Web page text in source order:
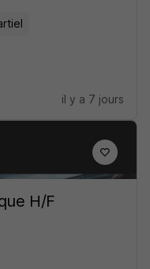
il y a 7 jours
H/F